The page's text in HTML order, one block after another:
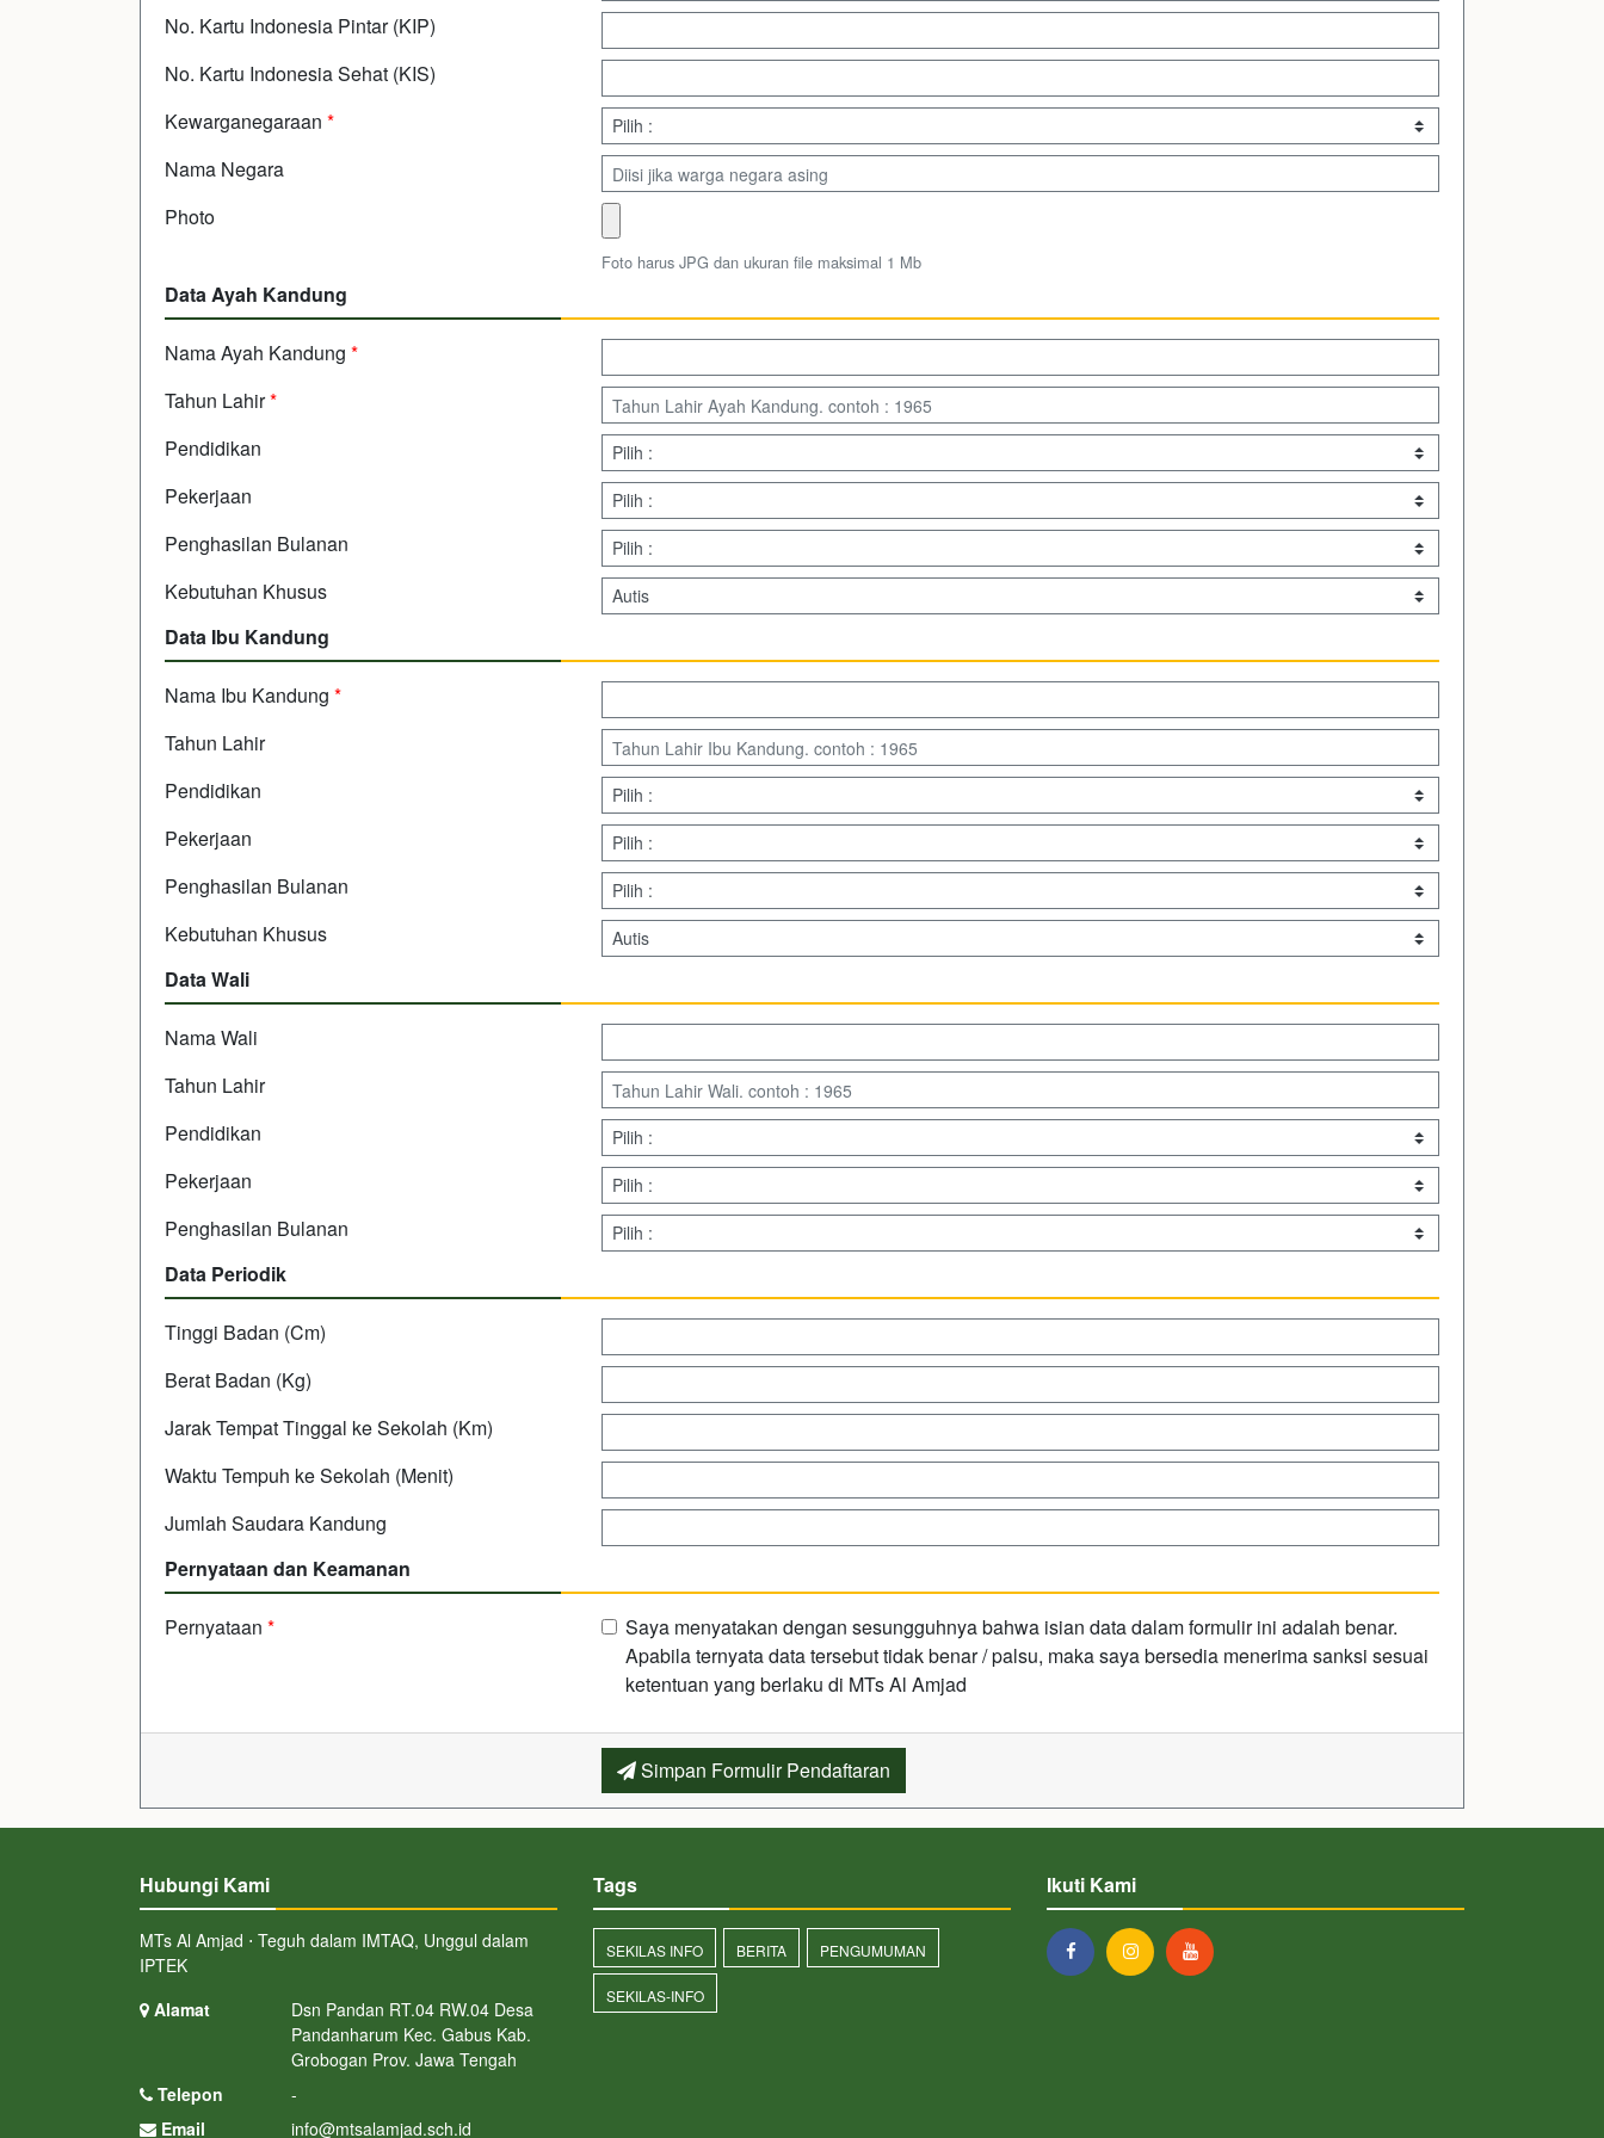
No. Kartu Indonesia Pintar (KIP)
No. Kartu Indonesia Sehat (KIS)
Kewarganegaraan *
Nama Negara
Photo
Foto harus JPG dan ukuran file maksimal 1 Mb
Data Ayah Kandung
Nama Ayah Kandung *
Tahun Lahir*
Pendidikan
Pekerjaan
Penghasilan Bulanan
Kebutuhan Khusus
Data Ibu Kandung
Nama Ibu Kandung *
Tahun Lahir
Pendidikan
Pekerjaan
Penghasilan Bulanan
Kebutuhan Khusus
Data Wali
Nama Wali
Tahun Lahir
Pendidikan
Pekerjaan
Penghasilan Bulanan
Data Periodik
Tinggi Badan (Cm)
Berat Badan (Kg)
Jarak Tempat Tinggal ke Sekolah (Km)
Waktu Tempuh ke Sekolah (Menit)
Jumlah Saudara Kandung
Pernyataan dan Keamanan
Pernyataan *
Saya menyatakan dengan sesungguhnya bahwa isian data dalam formulir ini adalah benar.
Apabila ternyata data tersebut tidak benar / palsu, maka saya bersedia menerima sanksi sesuai
ketentuan yang berlaku di MTs Al Amjad
Simpan Formulir Pendaftaran
Hubungi Kami
MTs Al Amjad ⋅ Teguh dalam IMTAQ, Unggul dalam
IPTEK
Alamat
Dsn Pandan RT.04 RW.04 Desa
Pandanharum Kec. Gabus Kab.
Grobogan Prov. Jawa Tengah
Telepon
-
Email
info@mtsalamjad.sch.id
Tags
SEKILAS INFO BERITA PENGUMUMAN
SEKILAS-INFO
Ikuti Kami